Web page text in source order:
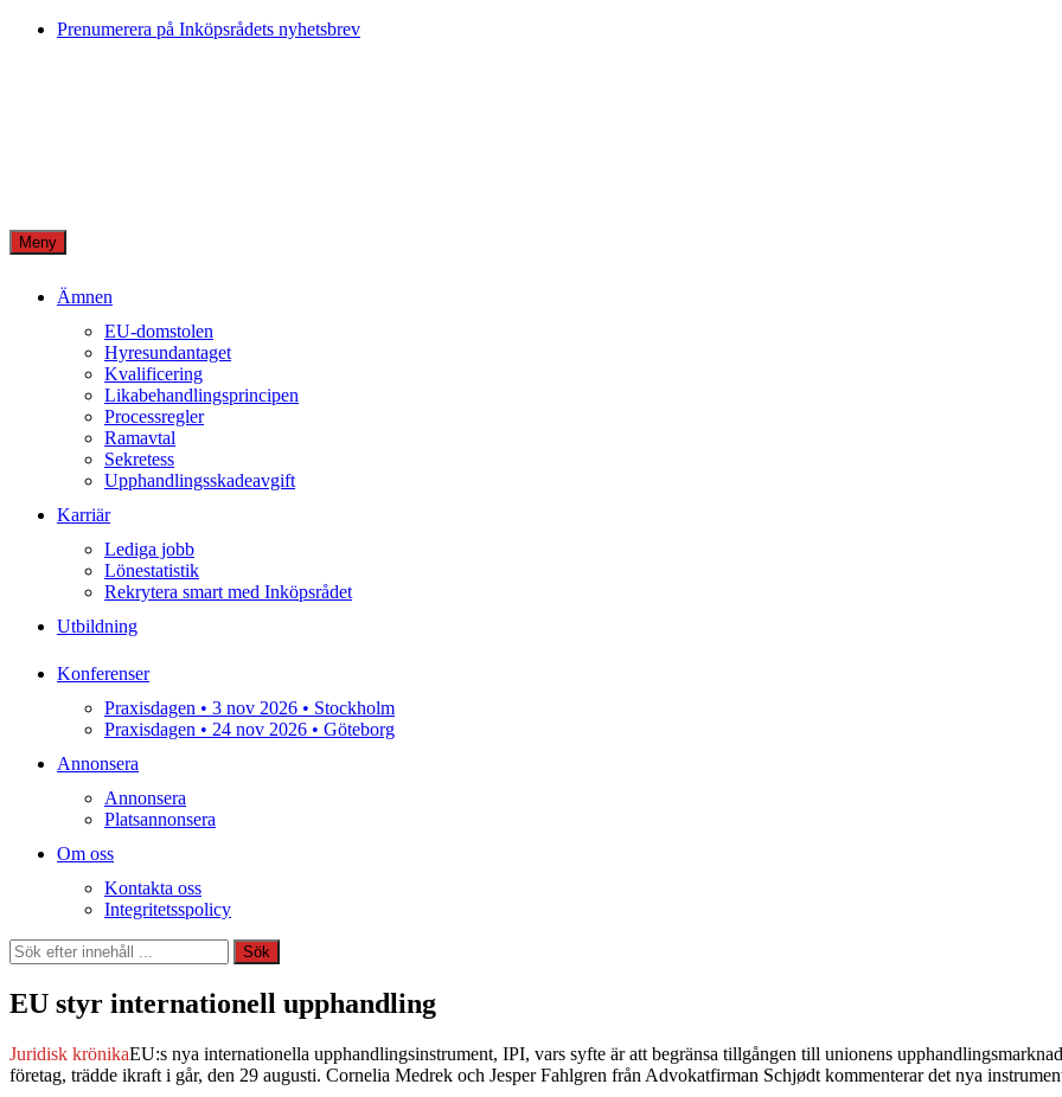
Skip
Prenumerera på Inköpsrådets nyhetsbrev
Meny
Ämnen
EU-domstolen
Hyresundantaget
Kvalificering
Likabehandlingsprincipen
Processregler
Ramavtal
Sekretess
Upphandlingsskadeavgift
Karriär
Lediga jobb
Lönestatistik
Rekrytera smart med Inköpsrådet
Utbildning
Konferenser
Praxisdagen • 3 nov 2026 • Stockholm
Praxisdagen • 24 nov 2026 • Göteborg
Annonsera
Annonsera
Platsannonsera
Om oss
Kontakta oss
Integritetsspolicy
Sök
Sök
EU styr internationell upphandling
Juridisk krönikaEU:s nya internationella upphandlingsinstrument, IPI, vars syfte är att begränsa tillgången till unionens
företag, trädde ikraft i går, den 29 augusti. Cornelia Medrek och Jesper Fahlgren från Advokatfirman Schjødt kommenterar det nya